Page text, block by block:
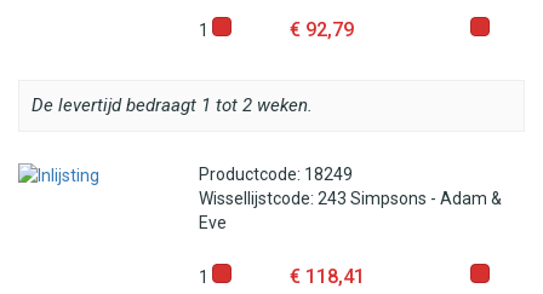
1 € 92,79
De levertijd bedraagt 1 tot 2 weken.
Productcode: 18249
Wissellijstcode: 243 Simpsons - Adam &
Eve
1 € 118,41